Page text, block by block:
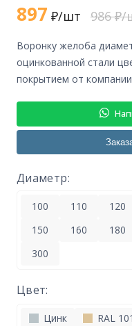
897 ₽/шт 986 ₽/
воронку желоба диаметр 220/300 мм RAL 5005 из
оцинкованной стали
покрытием от
Диаметр:
100 110 120
150
160 180
300
Цвет:
Цинк RAL